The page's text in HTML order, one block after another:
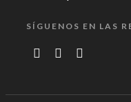
SÍGUENOS EN LAS